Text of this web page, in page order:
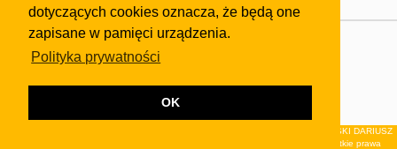
dotyczących cookies oznacza, że będą one
zapisane w pamięci urządzenia.
Polityka prywatności
OK
Dealerzy i autokomisy
Skontaktuj się z nami
regulaminuiPolityki Prywatności.
Klauzula FB
© 2026Wydawnictwo NEON sp. z o.o. (dawniej: FIRMA NEON MAREK KLUCZEWSKI DARIUSZ
KRAWCZYK s.c.) z siedzibą w Olkuszu, ul.Żuradzka 15, 32-300 Olkusz . Wszystkie prawa